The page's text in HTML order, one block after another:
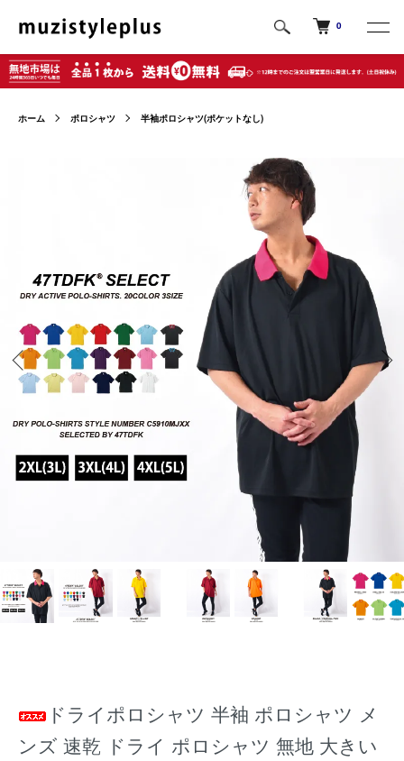
0
ホーム ポロシャツ 半袖ポロシャツ(ポケットなし)
ドライポロシャツ 半袖 ポロシャツ メ
ンズ 速乾 ドライ ポロシャツ 無地 大きい